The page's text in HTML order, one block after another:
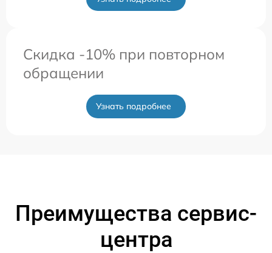
Скидка -10% при повторном
обращении
Узнать подробнее
Преимущества сервис-
центра